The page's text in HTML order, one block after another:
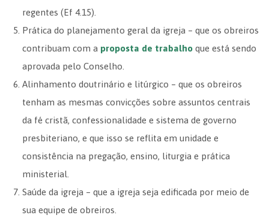
regentes (Ef 4.15).
Prática do planejamento geral da igreja – que os obreiros
contribuam com a proposta de trabalhoque está sendo
aprovada pelo Conselho.
Alinhamento doutrinário e litúrgico – que os obreiros
tenham as mesmas convicções sobre assuntos centrais
da fé cristã, confessionalidade e sistema de governo
presbiteriano, e que isso se reflita em unidade e
consistência na pregação, ensino, liturgia e prática
ministerial.
Saúde da igreja – que a igreja seja edificada por meio de
sua equipe de obreiros.